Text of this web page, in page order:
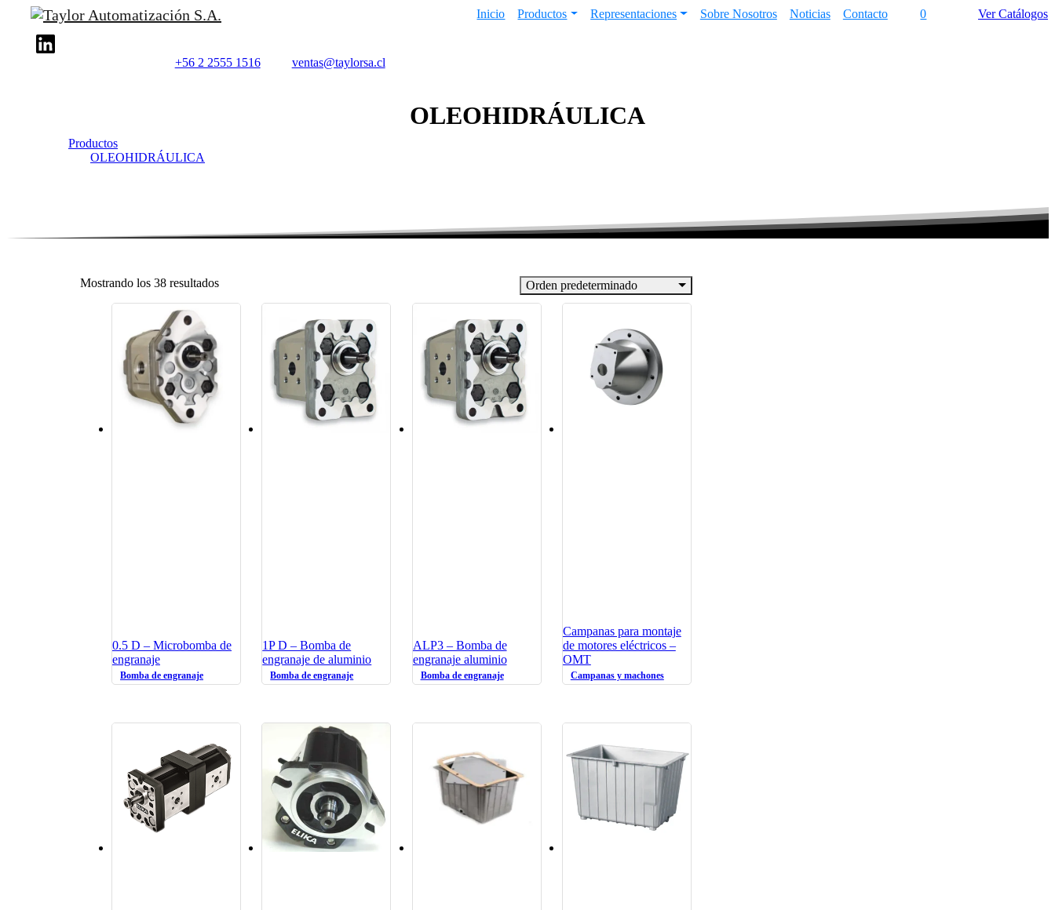
Inicio Productos Representaciones Sobre Nosotros Noticias Contacto 0 Ver Catálogos
+56 2 2555 1516 ventas@taylorsa.cl
OLEOHIDRÁULICA
Productos
OLEOHIDRÁULICA
Mostrando los 38 resultados Orden predeterminado
0.5 D – Microbomba de
engranaje
Bomba de engranaje
1P D – Bomba de
engranaje de aluminio
Bomba de engranaje
ALP3 – Bomba de
engranaje aluminio
Bomba de engranaje
Campanas para montaje
de motores eléctricos –
OMT
Campanas y machones